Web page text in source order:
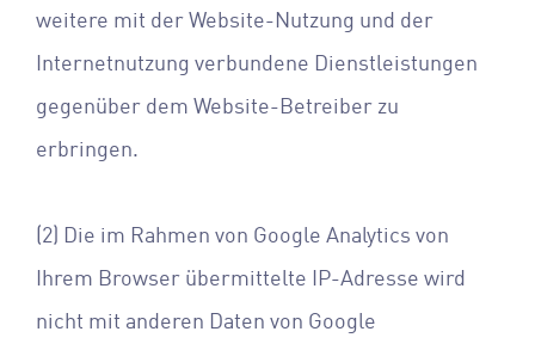
weitere mit der Website-Nutzung und der
Internetnutzung verbundene Dienstleistungen
gegenüber dem Website-Betreiber zu
erbringen.
(2) Die im Rahmen von Google Analytics von
Ihrem Browser übermittelte IP-Adresse wird
nicht mit anderen Daten von Google